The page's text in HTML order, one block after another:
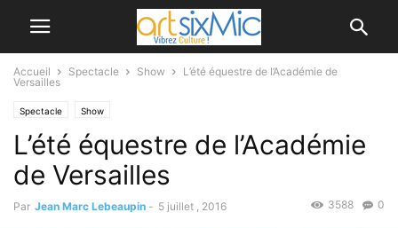
Accueil Spectacle Show
L’été équestre de l’Académie de
Versailles
Spectacle Show
L’été équestre de l’Académie
de Versailles
Par Jean Marc Lebeaupin - 5 juillet , 2016 0
3588